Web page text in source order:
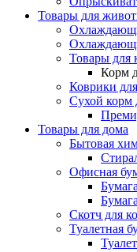
Товары для
Товары для
Корм
Коврики
Сухой корм
Товары для дома
Бытовая
Офисная
Скотч для
Туалетная